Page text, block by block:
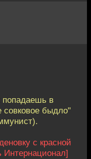
попадаешь в
совковое быдло"
с красной
Интернационал]